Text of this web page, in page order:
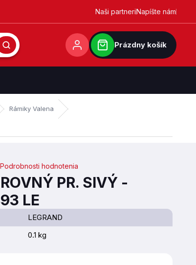
Naši partneriNapíšte nám
Prázdny košík
Rámiky Valena
hviezdičiek.
Podrobnosti hodnotenia
PR. SIVÝ -
LE
LEGRAND
0.1 kg